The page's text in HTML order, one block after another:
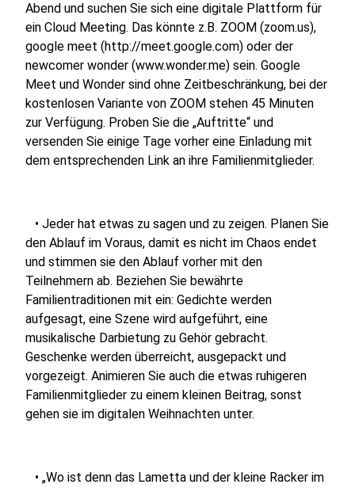
Abend und suchen Sie sich eine digitale Plattform für
ein Cloud Meeting. Das könnte z.B. ZOOM (zoom.us),
google meet (http://meet.google.com) oder der
newcomer wonder (www.wonder.me) sein. Google
Meet und Wonder sind ohne Zeitbeschränkung, bei der
kostenlosen Variante von ZOOM stehen 45 Minuten
zur Verfügung. Proben Sie die „Auftritte“ und
versenden Sie einige Tage vorher eine Einladung mit
dem entsprechenden Link an ihre Familienmitglieder.
• Jeder hat etwas zu sagen und zu zeigen. Planen Sie
den Ablauf im Voraus, damit es nicht im Chaos endet
und stimmen sie den Ablauf vorher mit den
Teilnehmern ab. Beziehen Sie bewährte
Familientraditionen mit ein: Gedichte werden
aufgesagt, eine Szene wird aufgeführt, eine
musikalische Darbietung zu Gehör gebracht.
Geschenke werden überreicht, ausgepackt und
vorgezeigt. Animieren Sie auch die etwas ruhigeren
Familienmitglieder zu einem kleinen Beitrag, sonst
gehen sie im digitalen Weihnachten unter.
• „Wo ist denn das Lametta und der kleine Racker im